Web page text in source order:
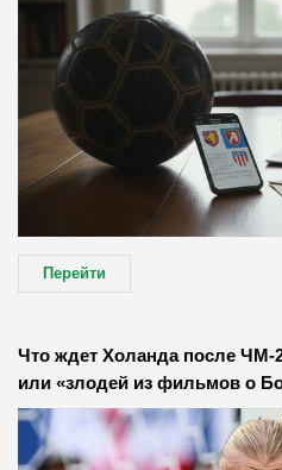
Перейти
Что ждет Холанда после
или «злодей из фильмов о